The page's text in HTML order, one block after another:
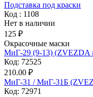
Подставка под краски
Код : 1108
Нет в наличии
125 ₽
Окрасочные маски
МиГ-29 (9-13) (ZVEZDA
Код: 72525
210.00 ₽
МиГ-31 / МиГ-31Б
Код: 72971